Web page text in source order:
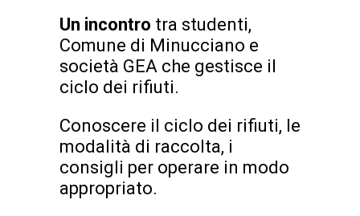
Un incontro tra studenti,
Comune di Minucciano e
società GEA che gestisce il
ciclo dei rifiuti.
Conoscere il ciclo dei rifiuti, le
modalità di raccolta, i
consigli per operare in modo
appropriato.